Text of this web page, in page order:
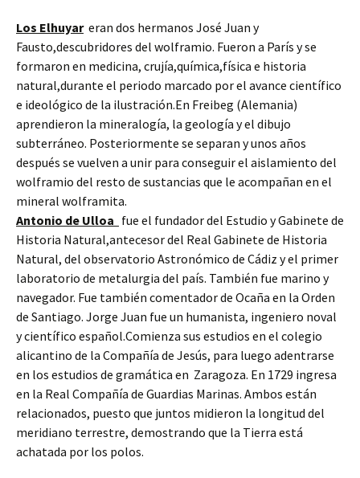
Los Elhuyareran dos hermanos José Juan y
Fausto,descubridores del wolframio. Fueron a París y se
formaron en medicina, crujía,química,física e historia
natural,durante el periodo marcado por el avance científico
e ideológico de la ilustración.En Freibeg (Alemania)
aprendieron la mineralogía, la geología y el dibujo
subterráneo. Posteriormente se separan y unos años
después se vuelven a unir para conseguir el aislamiento del
wolframio del resto de sustancias que le acompañan en el
mineral wolframita.
Antonio de Ulloa fue el fundador del Estudio y Gabinete de
Historia Natural,antecesor del Real Gabinete de Historia
Natural, del observatorio Astronómico de Cádiz y el primer
laboratorio de metalurgia del país. También fue marino y
navegador. Fue también comentador de Ocaña en la Orden
de Santiago. Jorge Juan fue un humanista, ingeniero noval
y científico español.Comienza sus estudios en el colegio
alicantino de la Compañía de Jesús, para luego adentrarse
en los estudios de gramática en Zaragoza. En 1729 ingresa
en la Real Compañía de Guardias Marinas. Ambos están
relacionados, puesto que juntos midieron la longitud del
meridiano terrestre, demostrando que la Tierra está
achatada por los polos.